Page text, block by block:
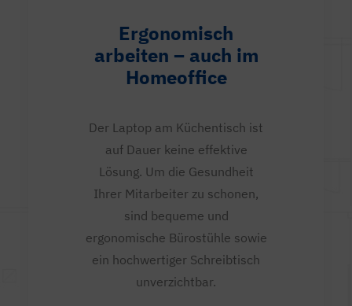
Ergonomisch
arbeiten – auch im
Homeoffice
Der Laptop am Küchentisch ist
auf Dauer keine effektive
Lösung. Um die Gesundheit
Ihrer Mitarbeiter zu schonen,
sind bequeme und
ergonomische Bürostühle sowie
ein hochwertiger Schreibtisch
unverzichtbar.